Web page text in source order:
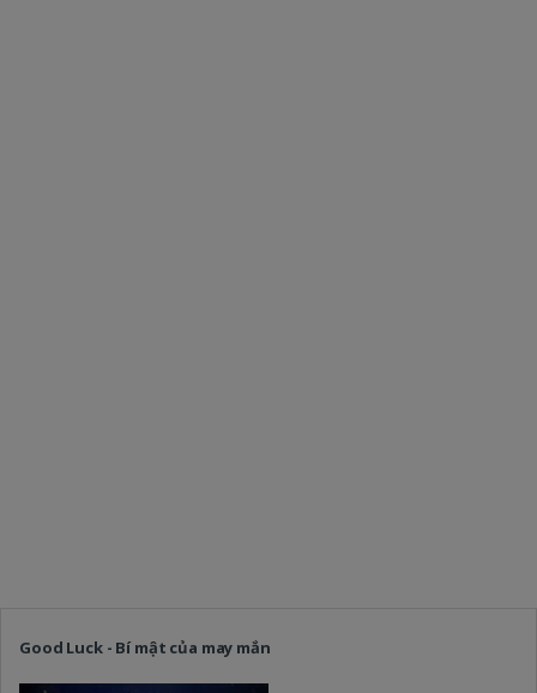
Good Luck - Bí mật của may mắn